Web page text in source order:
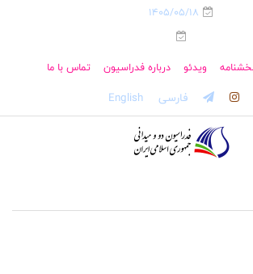
1405/05/18
ویدئو درباره فدراسیون تماس با ما
فارسی English